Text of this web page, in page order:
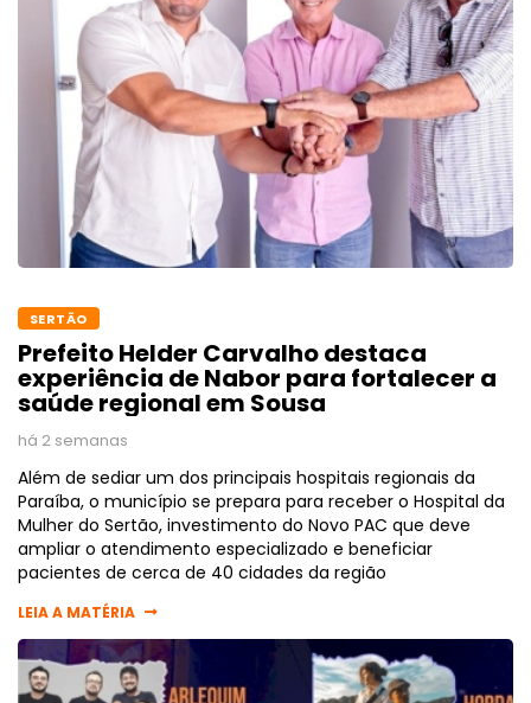
SERTÃO
Prefeito Helder Carvalho destaca
experiência de Nabor para fortalecer a
saúde regional em Sousa
há 2 semanas
Além de sediar um dos principais hospitais regionais da
Paraíba, o município se prepara para receber o Hospital da
Mulher do Sertão, investimento do Novo PAC que deve
ampliar o atendimento especializado e beneficiar
pacientes de cerca de 40 cidades da região
LEIA A MATÉRIA